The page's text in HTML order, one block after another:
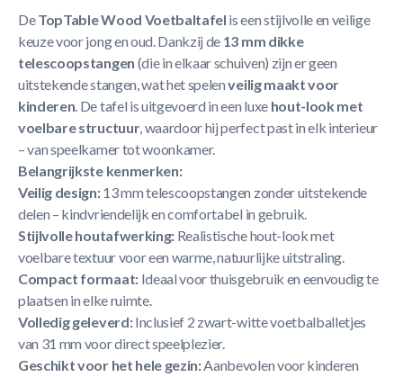
DeTopTable Wood Voetbaltafel is een stijlvolle en veilige
keuze voor jong en oud. Dankzij de 13 mm dikke
telescoopstangen (die in elkaar schuiven) zijn er geen
uitstekende stangen, wat het spelenveilig maakt voor
kinderen. De tafel is uitgevoerd in een luxe hout-look met
voelbare structuur, waardoor hij perfect past in elk interieur
– van speelkamer tot woonkamer.
Belangrijkste kenmerken:
Veilig design:13 mm telescoopstangen zonder uitstekende
delen – kindvriendelijk en comfortabel in gebruik.
Stijlvolle houtafwerking: Realistische hout-look met
voelbare textuur voor een warme, natuurlijke uitstraling.
Compact formaat:Ideaal voor thuisgebruik en eenvoudig te
plaatsen in elke ruimte.
Volledig geleverd:Inclusief 2 zwart-witte voetbalballetjes
van 31 mm voor direct speelplezier.
Geschikt voor het hele gezin:Aanbevolen voor kinderen